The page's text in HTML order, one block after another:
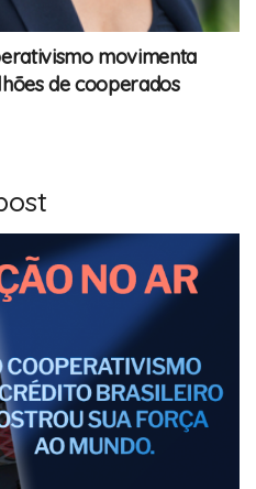
movimenta
de cooperados